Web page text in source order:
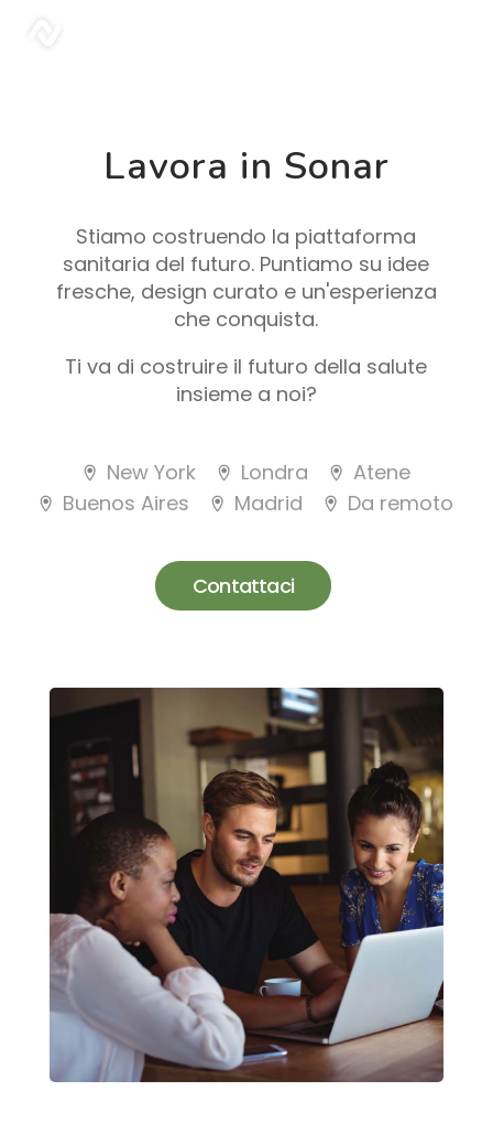
Lavora in Sonar
Stiamo costruendo la piattaforma
sanitaria del futuro. Puntiamo su idee
fresche, design curato e un'esperienza
che conquista.
Ti va di costruire il futuro della salute
insieme a noi?
New York Londra
Atene
Buenos Aires
Madrid Da remoto
Contattaci